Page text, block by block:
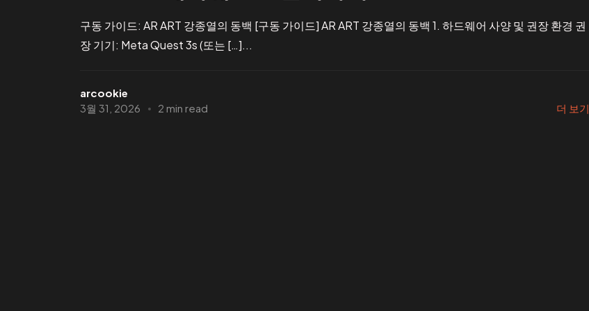
구동 가이드: AR ART 강종열의 동백 [구동 가이드] AR ART 강종열의 동백 1. 하드웨어 사양 및 권장 환경 권
장 기기: Meta Quest 3s (또는 […]...
arcookie
3월 31, 2026
2 min read 더 보기